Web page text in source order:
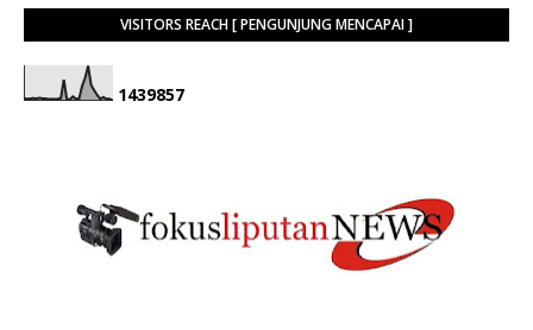
VISITORS REACH [ PENGUNJUNG MENCAPAI ]
1439857